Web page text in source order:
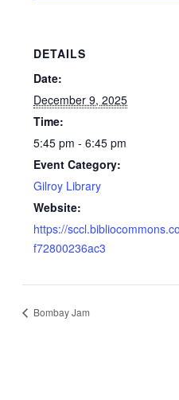
DETAILS
Date:
December 9, 2025
Time:
5:45 pm - 6:45 pm
Event Category:
Gilroy Library
Website:
https://
f72800236ac3
Bombay Jam